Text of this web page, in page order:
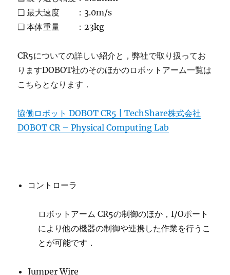
❑ 最大速度 ：3.0m/s
❑ 本体重量 ：23kg
CR5についての詳しい紹介と，弊社で取り扱ってお
りますDOBOT社のそのほかのロボットアーム一覧は
こちらとなります．
協働ロボット DOBOT CR5 | TechShare株式会社
DOBOT CR – Physical Computing Lab
コントローラ
ロボットアーム CR5の制御のほか，I/Oポート
により他の機器の制御や連携した作業を行うこ
とが可能です．
Jumper Wire